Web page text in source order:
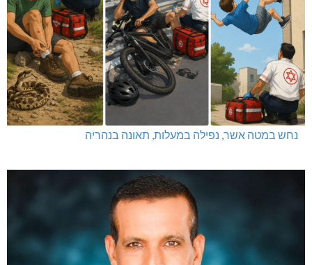
נחש במטה אשר, נפילה במעלות, תאונה בנהריה